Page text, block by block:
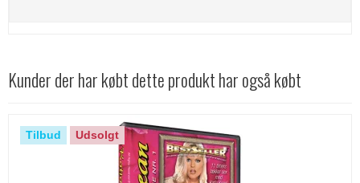
Kunder der har købt dette produkt har også købt
Tilbud Udsolgt